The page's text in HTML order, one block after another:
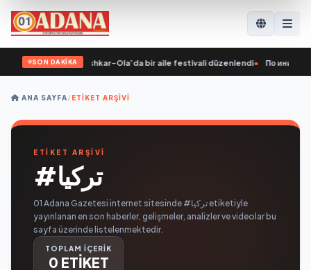
SON DAKİKA
girişimiyle Yoshkar-Ola’da bir aile festivali düzenlendi• По
ANA SAYFA/ETIKET ARŞIVI
ETİKET ARŞİVİ
#تركيا
01 Adana Gazetesi internet sitesinde #تركيا etiketiyle
yayınlanan en son haberler, gelişmeler, analizler ve videolar bu
sayfa üzerinde listelenmektedir.
TOPLAM İÇERİK
0 ETİKET